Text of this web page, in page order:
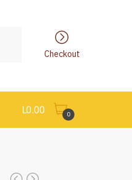
Checkout
L0.00 0